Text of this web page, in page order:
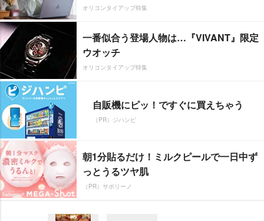
オリコンタイアップ特集
一番似合う登場人物は…『VIVANT』限定
ウオッチ
オリコンタイアップ特集
自販機にピッ！ですぐに買えちゃう
（PR）ジハンピ
朝1分貼るだけ！ミルクピールで一日中ず
っとうるツヤ肌
（PR）サボリーノ